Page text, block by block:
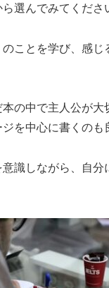
選んでみてくださ
ことを学び、感じ
の中で主人公が大
を中心に書くのも
識しながら、自分